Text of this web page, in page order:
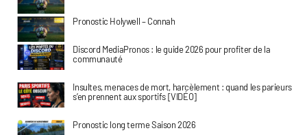
Pronostic Holywell – Connah
Discord MediaPronos : le guide 2026 pour profiter de la
communauté
Insultes, menaces de mort, harcèlement : quand les parieurs
s’en prennent aux sportifs [VIDÉO]
Pronostic long terme Saison 2026